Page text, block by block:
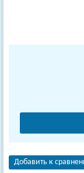
Добавить к